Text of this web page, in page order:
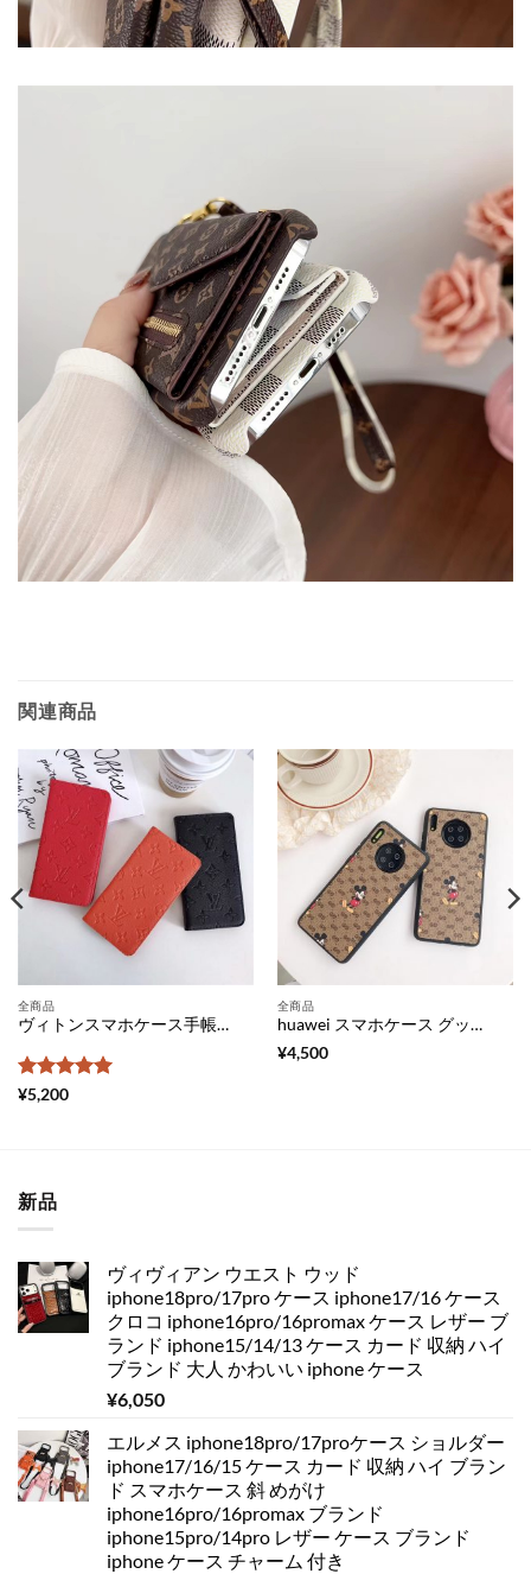
関連商品
全商品
ヴィトンスマホケース手帳型 iphone18pro/17pro max/17 ケース 手帳型 ヴィトン iphone18promax/17pro/16 ケース 激安 モノグラム柄 iphone ケース ルイ ヴィトン 人気 アイフォンケース 手帳 型
5段階中
¥5,200
全商品
huawei スマホケース グッチ ディズニー コラボ ファー ウェイ p30 ケース 人気 huawei p30 pro ケース ミッキー かわいい gucci 携帯 ケース アンドロイド huawei mate30 おしゃれ
¥4,500
新品
ヴィヴィアン ウエスト ウッド
iphone18pro/17pro ケース iphone17/16 ケース
クロコ iphone16pro/16promax ケース レザー ブ
ランド iphone15/14/13 ケース カード 収納 ハイ
ブランド 大人 かわいい iphone ケース
¥6,050
エルメス iphone18pro/17proケース ショルダー
iphone17/16/15 ケース カード 収納 ハイ ブラン
ド スマホケース 斜 めがけ
iphone16pro/16promax ブランド
iphone15pro/14pro レザー ケース ブランド
iphone ケース チャーム 付き